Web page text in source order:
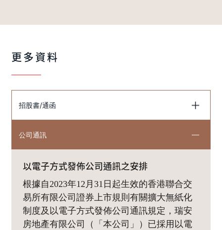
更多資料
招股書/通函
公司通訊
以電子方式發佈公司通訊之安排
根據自2023年12月31日起生效的香港聯合交
易所有限公司證券上市規則有關擴大無紙化
制度及以電子方式發佈公司通訊規定，瑞安
房地產有限公司（「本公司」）已採用以電